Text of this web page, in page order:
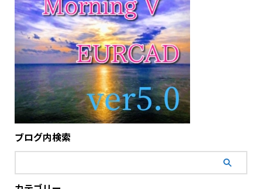
ブログ内検索